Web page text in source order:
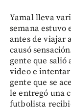
Yamal lleva
semana estuvo
antes de viajar
causó
gente que salió
video e
gente que se
le entregó una
futbolista